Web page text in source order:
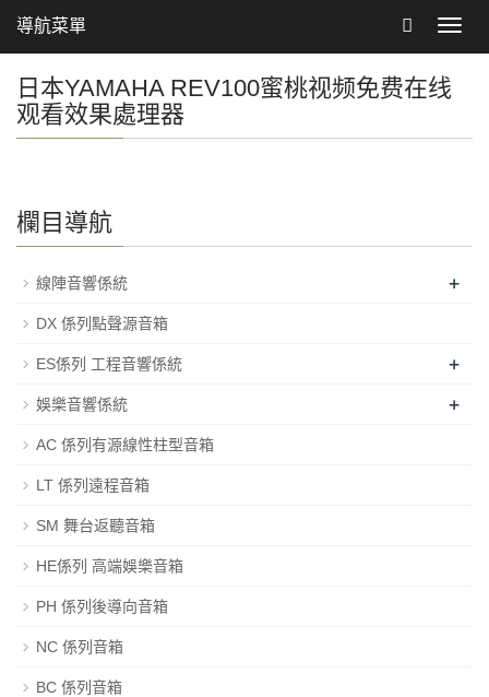
導航菜單
日本YAMAHA REV100蜜桃视频免费在线
观看效果處理器
欄目導航
線陣音響係統 +
DX 係列點聲源音箱
ES係列 工程音響係統 +
娛樂音響係統 +
AC 係列有源線性柱型音箱
LT 係列遠程音箱
SM 舞台返聽音箱
HE係列 高端娛樂音箱
PH 係列後導向音箱
NC 係列音箱
BC 係列音箱